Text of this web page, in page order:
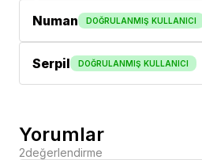
Numan DOĞRULANMIŞ KULLANICI
Serpil DOĞRULANMIŞ KULLANICI
Yorumlar
2değerlendirme